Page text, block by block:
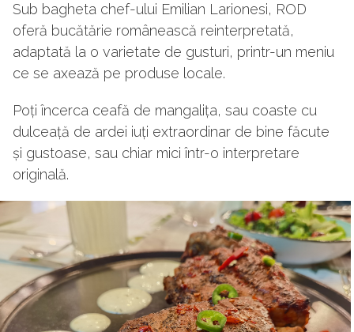
Sub bagheta chef-ului Emilian Larionesi, ROD
oferă bucătărie românească reinterpretată,
adaptată la o varietate de gusturi, printr-un meniu
ce se axează pe produse locale.
Poți încerca ceafă de mangalița, sau coaste cu
dulceață de ardei iuți extraordinar de bine făcute
și gustoase, sau chiar mici într-o interpretare
originală.